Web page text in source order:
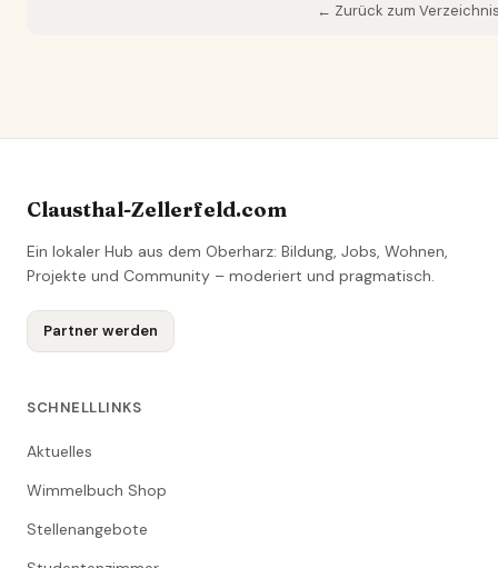
← Zurück zum
Clausthal-Zellerfeld.com
Ein lokaler Hub aus dem Oberharz: Bildung, Jobs, Wohnen,
Projekte und Community – moderiert und pragmatisch.
Partner werden
SCHNELLLINKS
Aktuelles
Wimmelbuch Shop
Stellenangebote